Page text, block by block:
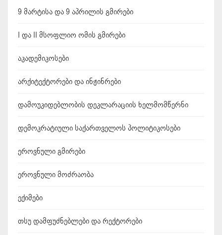
დ
ე
ბ
ა
თ
დ
ა
შ
ლ
9 მარტისა და 9 აპრილის გმირები
I და II მსოფლიო ომის გმირები
აკადემიკოსები
არქიტექტორები და ინჟინრები
დამოუკიდებლობის დეკლარაციის ხელმომწერნი
დემოკრატიული საქართველოს პოლიტიკოსები
ეროვნული გმირები
ეროვნული მოძრაობა
ექიმები
თსუ დამფუძნებლები და რექტორები